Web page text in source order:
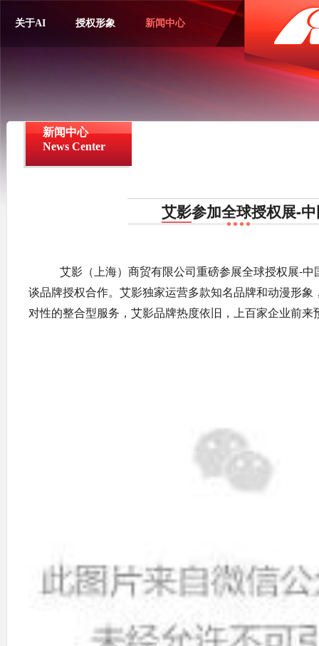
关于AI 授权形象 新闻中心
新闻中心
News Center
艾影参加全球授权展-中
艾影（上海）商贸有限公司重磅参展全球授权展-中
谈品牌授权合作。艾影独家运营多款知名品牌和动漫形象
对性的整合型服务，艾影品牌热度依旧，上百家企业前来